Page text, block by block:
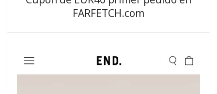
FARFETCH.com